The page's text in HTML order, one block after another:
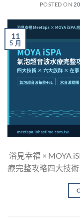
POSTED ON
11
5 月
浴見幸福 × MOYA
療完整攻略四大技